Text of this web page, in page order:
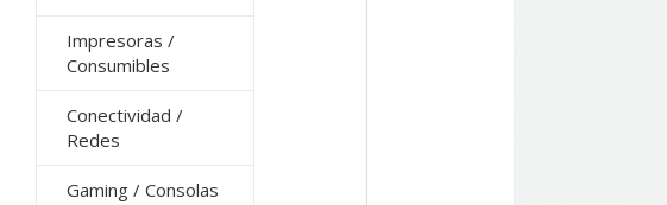
Impresoras /
Consumibles
Conectividad /
Redes
Gaming / Consolas